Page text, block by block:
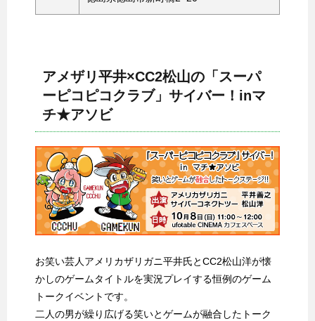
アメザリ平井×CC2松山の「スーパ
ーピコピコクラブ」サイバー！inマ
チ★アソビ
お笑い芸人アメリカザリガニ平井氏とCC2松山洋が懐
かしのゲームタイトルを実況プレイする恒例のゲーム
トークイベントです。
二人の男が繰り広げる笑いとゲームが融合したトーク